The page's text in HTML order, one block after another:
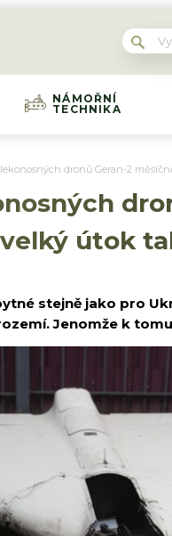
NÁMOŘNÍ
TECHNIKA
dronů Geran-2
útok
stejně jako pro
Jenomže k